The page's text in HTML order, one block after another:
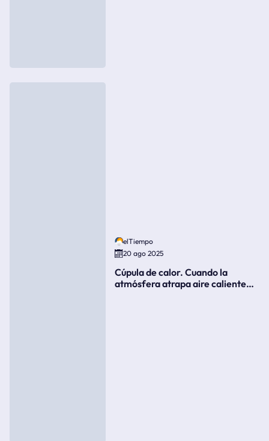
elTiempo
20 ago 2025
Cúpula de calor. Cuando la
atmósfera atrapa aire caliente